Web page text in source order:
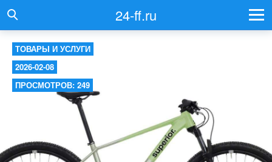
24-ff.ru
ТОВАРЫ И УСЛУГИ
2026-02-08
ПРОСМОТРОВ: 249